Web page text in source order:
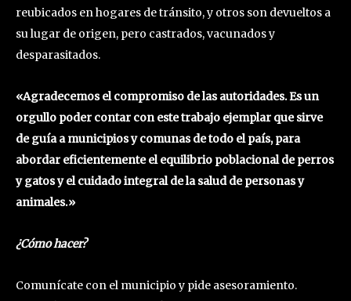
reubicados en hogares de tránsito, y otros son devueltos a
su lugar de origen, pero castrados, vacunados y
desparasitados.
«Agradecemos el compromiso de las autoridades. Es un
orgullo poder contar con este trabajo ejemplar que sirve
de guía a municipios y comunas de todo el país, para
abordar eficientemente el equilibrio poblacional de perros
y gatos y el cuidado integral de la salud de personas y
animales.»
¿Cómo hacer?
Comunícate con el municipio y pide asesoramiento.